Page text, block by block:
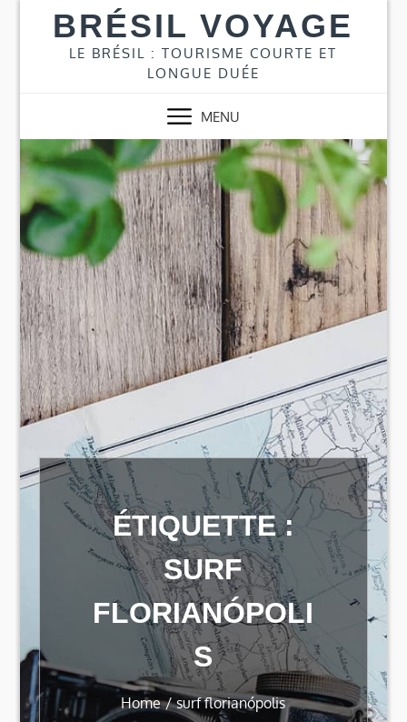
content
BRÉSIL VOYAGE
LE BRÉSIL : TOURISME COURTE ET
LONGUE DUÉE
MENU
ÉTIQUETTE :
SURF
FLORIANÓPOLI
S
Home surf florianópolis